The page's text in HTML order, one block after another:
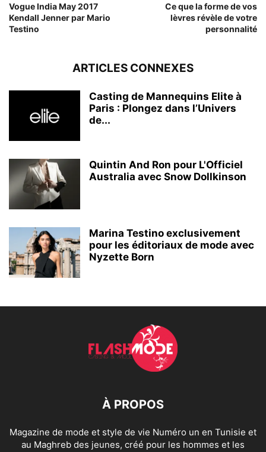
Vogue India May 2017
Kendall Jenner par Mario
Testino
Ce que la forme de vos
lèvres révèle de votre
personnalité
ARTICLES CONNEXES
Casting de Mannequins Elite à
Paris : Plongez dans l’Univers
de...
Quintin And Ron pour L'Officiel
Australia avec Snow Dollkinson
Marina Testino exclusivement
pour les éditoriaux de mode avec
Nyzette Born
À PROPOS
Magazine de mode et style de vie Numéro un en Tunisie et
au Maghreb des jeunes, créé pour les hommes et les